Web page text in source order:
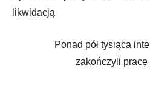
likwidacją
Ponad pół tysiąca
zakończyli pracę